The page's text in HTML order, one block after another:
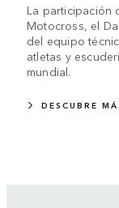
La participación
Motocross, el
del equipo
atletas y
mundial.
DESCUBRE